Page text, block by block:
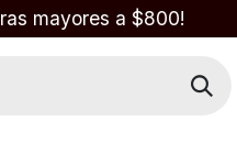
mayores a $800!